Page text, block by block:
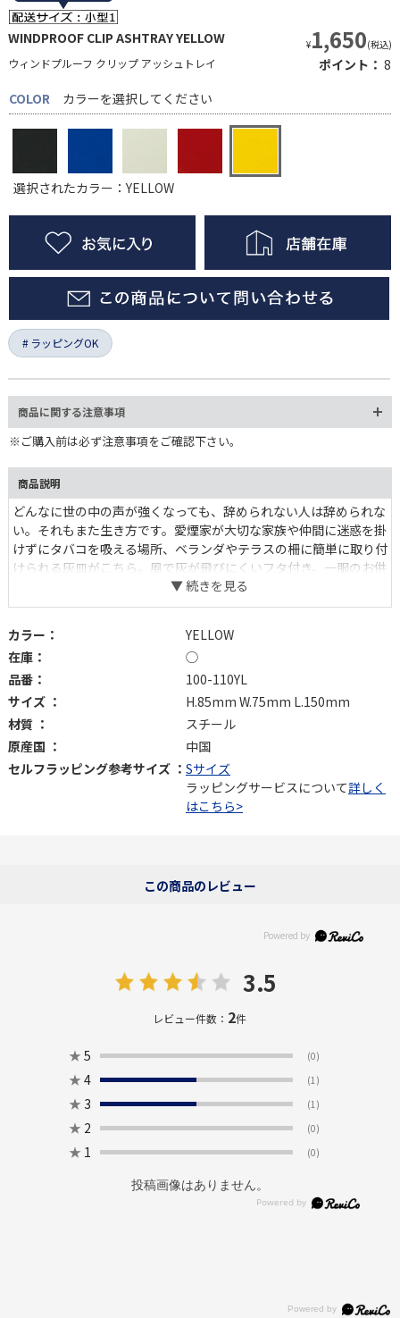
WINDPROOF CLIP ASHTRAY YELLOW
ウィンドプルーフ クリップ アッシュトレイ
¥1,650(税込)
ポイント： 8
COLOR
カラーを選択してください
選択されたカラー：YELLOW
ラッピングOK
商品に関する注意事項
※ご購入前は必ず注意事項をご確認下さい。
商品説明
どんなに世の中の声が強くなっても、辞められない人は辞められな
い。それもまた生き方です。愛煙家が大切な家族や仲間に迷惑を掛
けずにタバコを吸える場所、ベランダやテラスの柵に簡単に取り付
けられる灰皿がこちら。風で灰が飛びにくいフタ付き。一服のお供
カラー：
YELLOW
在庫：
◯
品番：
100-110YL
サイズ ：
H.85mm W.75mm L.150mm
材質 ：
スチール
原産国 ：
中国
セルフラッピング参考サイズ ： Sサイズ
ラッピングサービスについて詳しく
はこちら>
この商品のレビュー
3.5
レビュー件数： 2件
★ 5 (0)
★ 4 (1)
★ 3 (1)
★ 2 (0)
★ 1 (0)
投稿画像はありません。